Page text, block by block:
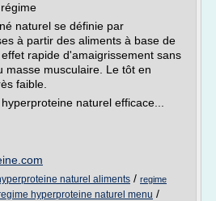
naturel se définie par
à partir des aliments à base de
rapide d'amaigrissement sans
masse musculaire. Le tôt en
faible.
naturel efficace...
naturel aliments / regime
hyperproteine naturel menu /